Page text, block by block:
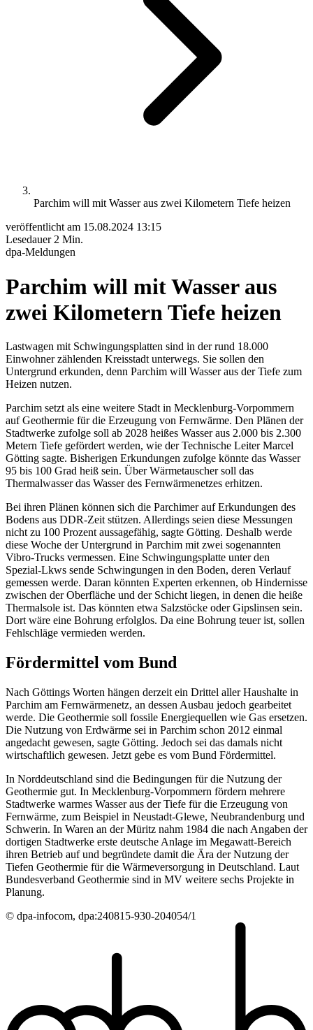
Parchim will mit Wasser aus zwei Kilometern Tiefe heizen
veröffentlicht am 15.08.2024 13:15
Lesedauer 2 Min.
dpa-Meldungen
Parchim will mit Wasser aus
zwei Kilometern Tiefe heizen
Lastwagen mit Schwingungsplatten sind in der rund 18.000
Einwohner zählenden Kreisstadt unterwegs. Sie sollen den
Untergrund erkunden, denn Parchim will Wasser aus der Tiefe zum
Heizen nutzen.
Parchim setzt als eine weitere Stadt in Mecklenburg-Vorpommern
auf Geothermie für die Erzeugung von Fernwärme. Den Plänen der
Stadtwerke zufolge soll ab 2028 heißes Wasser aus 2.000 bis 2.300
Metern Tiefe gefördert werden, wie der Technische Leiter Marcel
Götting sagte. Bisherigen Erkundungen zufolge könnte das Wasser
95 bis 100 Grad heiß sein. Über Wärmetauscher soll das
Thermalwasser das Wasser des Fernwärmenetzes erhitzen.
Bei ihren Plänen können sich die Parchimer auf Erkundungen des
Bodens aus DDR-Zeit stützen. Allerdings seien diese Messungen
nicht zu 100 Prozent aussagefähig, sagte Götting. Deshalb werde
diese Woche der Untergrund in Parchim mit zwei sogenannten
Vibro-Trucks vermessen. Eine Schwingungsplatte unter den
Spezial-Lkws sende Schwingungen in den Boden, deren Verlauf
gemessen werde. Daran könnten Experten erkennen, ob Hindernisse
zwischen der Oberfläche und der Schicht liegen, in denen die heiße
Thermalsole ist. Das könnten etwa Salzstöcke oder Gipslinsen sein.
Dort wäre eine Bohrung erfolglos. Da eine Bohrung teuer ist, sollen
Fehlschläge vermieden werden.
Fördermittel vom Bund
Nach Göttings Worten hängen derzeit ein Drittel aller Haushalte in
Parchim am Fernwärmenetz, an dessen Ausbau jedoch gearbeitet
werde. Die Geothermie soll fossile Energiequellen wie Gas ersetzen.
Die Nutzung von Erdwärme sei in Parchim schon 2012 einmal
angedacht gewesen, sagte Götting. Jedoch sei das damals nicht
wirtschaftlich gewesen. Jetzt gebe es vom Bund Fördermittel.
In Norddeutschland sind die Bedingungen für die Nutzung der
Geothermie gut. In Mecklenburg-Vorpommern fördern mehrere
Stadtwerke warmes Wasser aus der Tiefe für die Erzeugung von
Fernwärme, zum Beispiel in Neustadt-Glewe, Neubrandenburg und
Schwerin. In Waren an der Müritz nahm 1984 die nach Angaben der
dortigen Stadtwerke erste deutsche Anlage im Megawatt-Bereich
ihren Betrieb auf und begründete damit die Ära der Nutzung der
Tiefen Geothermie für die Wärmeversorgung in Deutschland. Laut
Bundesverband Geothermie sind in MV weitere sechs Projekte in
Planung.
© dpa-infocom, dpa:240815-930-204054/1